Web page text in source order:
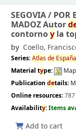
SEGOVIA / POR
MADOZ Autor
contornoy la
by Coello,
Series:Atlasde España
Material type: Map
Publicationdetails:
Online resources:787
Availability:Items
Add to cart